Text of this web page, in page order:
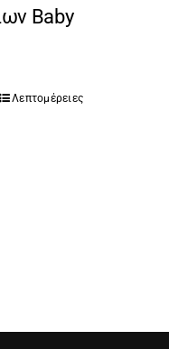
Baby
Λεπτομέρειες